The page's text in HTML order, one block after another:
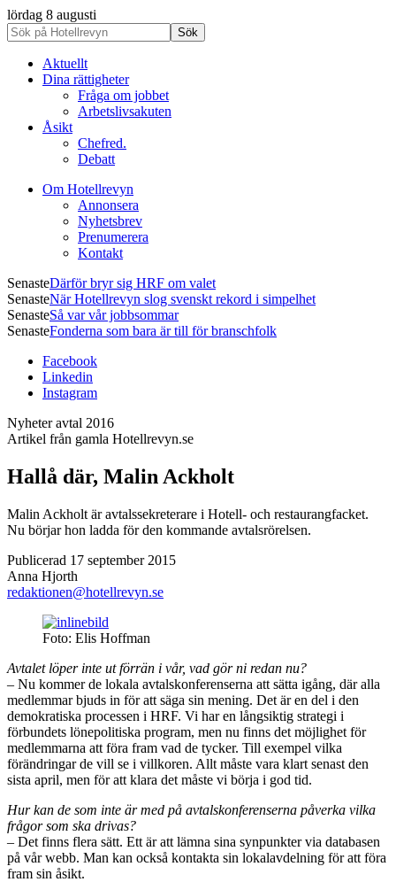
lördag 8 augusti
Aktuellt
Dina rättigheter
Fråga om jobbet
Arbetslivsakuten
Åsikt
Chefred.
Debatt
Om Hotellrevyn
Annonsera
Nyhetsbrev
Prenumerera
Kontakt
SenasteDärför bryr sig HRF om valet
SenasteNär Hotellrevyn slog svenskt rekord i simpelhet
SenasteSå var vår jobbsommar
SenasteFonderna som bara är till för branschfolk
Facebook
Linkedin
Instagram
Nyheteravtal 2016
Artikel från gamla Hotellrevyn.se
Hallå där, Malin Ackholt
Malin Ackholt är avtalssekreterare i Hotell- och restaurangfacket.
Nu börjar hon ladda för den kommande avtalsrörelsen.
Publicerad 17 september 2015
Anna Hjorth
redaktionen@hotellrevyn.se
Foto: Elis Hoffman
Avtalet löper inte ut förrän i vår, vad gör ni redan nu?
– Nu kommer de lokala avtalskonferenserna att sätta igång, där alla
medlemmar bjuds in för att säga sin mening. Det är en del i den
demokratiska processen i HRF. Vi har en långsiktig strategi i
förbundets lönepolitiska program, men nu finns det möjlighet för
medlemmarna att föra fram vad de tycker. Till exempel vilka
förändringar de vill se i villkoren. Allt måste vara klart senast den
sista april, men för att klara det måste vi börja i god tid.
Hur kan de som inte är med på avtalskonferenserna påverka vilka
frågor som ska drivas?
– Det finns flera sätt. Ett är att lämna sina synpunkter via databasen
på vår webb. Man kan också kontakta sin lokalavdelning för att föra
fram sin åsikt.